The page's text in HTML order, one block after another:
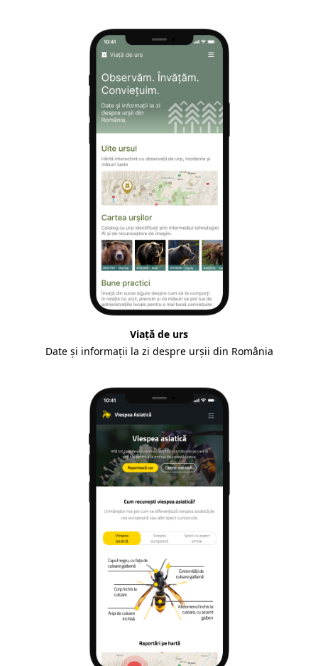
Viață de urs
Date și informații la zi despre urșii din România